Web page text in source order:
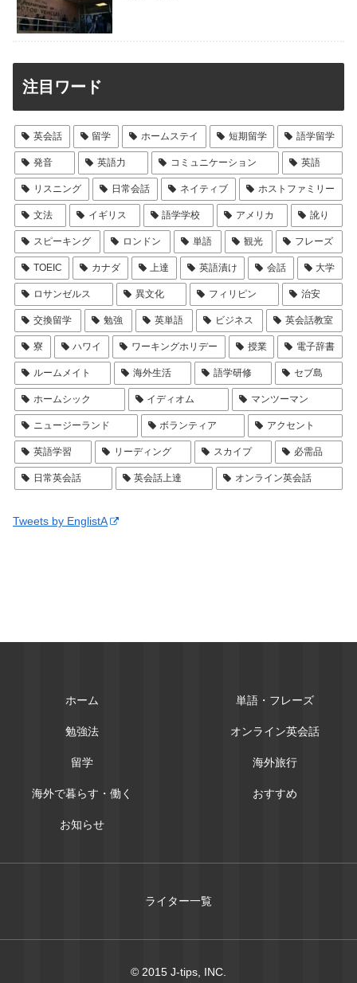
注目ワード
英会話 留学 ホームステイ 短期留学 語学留学
発音 英語力 コミュニケーション 英語
リスニング 日常会話 ネイティブ ホストファミリー
文法 イギリス 語学学校 アメリカ 訛り
スピーキング ロンドン 単語 観光 フレーズ
TOEIC カナダ 上達 英語漬け 会話 大学
ロサンゼルス 異文化 フィリピン 治安
交換留学 勉強 英単語 ビジネス 英会話教室
寮 ハワイ ワーキングホリデー 授業 電子辞書
ルームメイト 海外生活 語学研修 セブ島
ホームシック イディオム マンツーマン
ニュージーランド ボランティア アクセント
英語学習 リーディング スカイプ 必需品
日常英会話 英会話上達 オンライン英会話
Tweets by EnglistA
ホーム 単語・フレーズ
勉強法 オンライン英会話
留学 海外旅行
海外で暮らす・働く おすすめ
お知らせ
ライター一覧
© 2015 J-tips, INC.